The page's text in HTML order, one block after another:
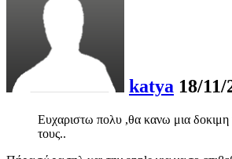
katya 18/11/
Ευχαριστω πολυ ,θα κανω μια δοκιμη
τους..